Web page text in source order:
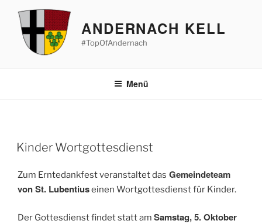
Inhalt
springen
ANDERNACH KELL
#TopOfAndernach
Menü
Kinder Wortgottesdienst
Zum Erntedankfest veranstaltet das Gemeindeteam
von St. Lubentiuseinen Wortgottesdienst für Kinder.
Der Gottesdienst findet statt am Samstag, 5. Oktober